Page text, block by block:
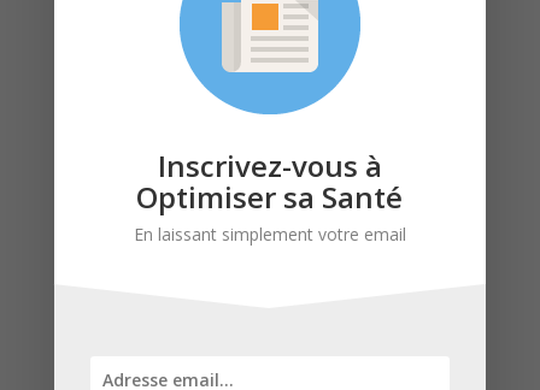
Inscrivez-vous à
Optimiser sa Santé
En laissant simplement votre email